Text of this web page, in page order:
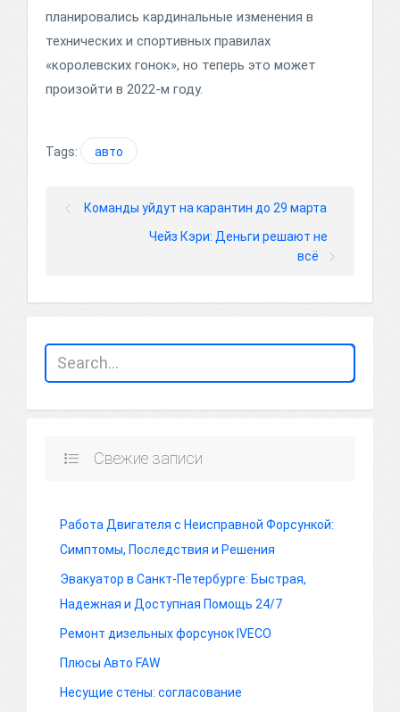
планировались кардинальные изменения в
технических и спортивных правилах
«королевских гонок», но теперь это может
произойти в 2022-м году.
Tags: авто
Команды уйдут на карантин до 29 марта
Чейз Кэри: Деньги решают не
всё
Свежие записи
Работа Двигателя с Неисправной Форсункой:
Симптомы, Последствия и Решения
Эвакуатор в Санкт-Петербурге: Быстрая,
Надежная и Доступная Помощь 24/7
Ремонт дизельных форсунок IVECO
Плюсы Авто FAW
Несущие стены: согласование